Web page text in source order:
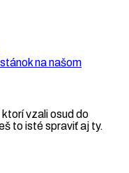
na našom
vzali osud do
to isté spraviť aj ty.